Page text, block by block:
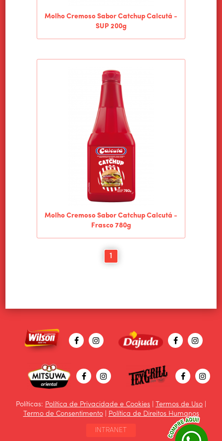
Molho Cremoso Sabor Catchup Calcutá -
SUP 200g
Molho Cremoso Sabor Catchup Calcutá -
Frasco 780g
1
Políticas: Política de Privacidade e Cookies Termos de Uso
Termo de Consentimento| Política de Direitos Humanos
INTRANET